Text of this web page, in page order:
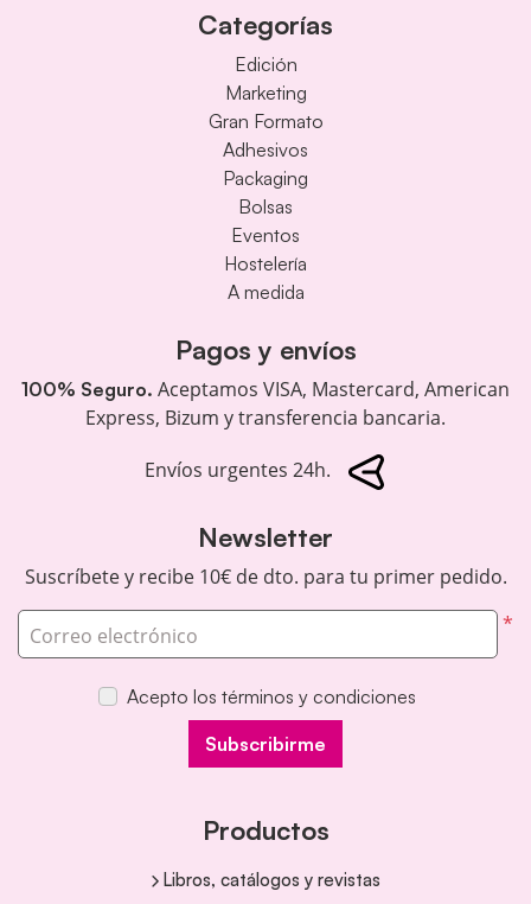
Categorías
Edición
Marketing
Gran Formato
Adhesivos
Packaging
Bolsas
Eventos
Hostelería
A medida
Pagos y envíos
100% Seguro. Aceptamos VISA, Mastercard, American
Express, Bizum y transferencia bancaria.
Envíos urgentes 24h.
Newsletter
Suscríbete y recibe 10€ de dto. para tu primer pedido.
*
Correo electrónico
Acepto los términos y condiciones
Subscribirme
Productos
Libros, catálogos y revistas